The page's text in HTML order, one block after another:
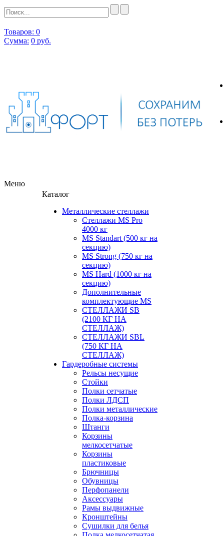
Товаров: 0
Сумма: 0 руб.
Меню
Каталог
Металлические стеллажи
Стеллажи MS Pro
4000 кг
MS Standart (500 кг на
секцию)
MS Strong (750 кг на
секцию)
MS Hard (1000 кг на
секцию)
Дополнительные
комплектующие MS
СТЕЛЛАЖИ SB
(2100 КГ НА
СТЕЛЛАЖ)
СТЕЛЛАЖИ SBL
(750 КГ НА
СТЕЛЛАЖ)
Гардеробные системы
Рельсы несущие
Стойки
Полки сетчатые
Полки ЛДСП
Полки металлические
Полка-корзина
Штанги
Корзины
мелкосетчатые
Корзины
пластиковые
Брючницы
Обувницы
Перфопанели
Аксессуары
Рамы выдвижные
Кронштейны
Сушилки для белья